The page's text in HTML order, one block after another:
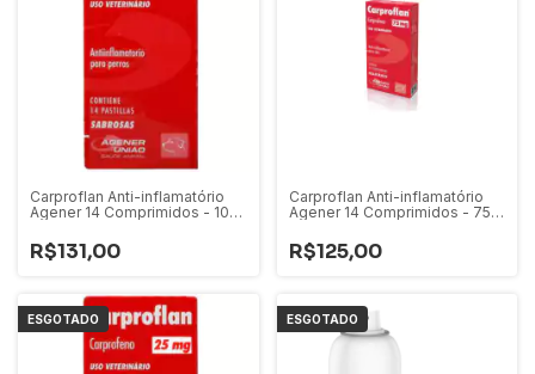
Carproflan Anti-inflamatório
Agener 14 Comprimidos - 100
R$131,00
Carproflan Anti-inflamatório
Agener 14 Comprimidos - 75
R$125,00
ESGOTADO ESGOTADO